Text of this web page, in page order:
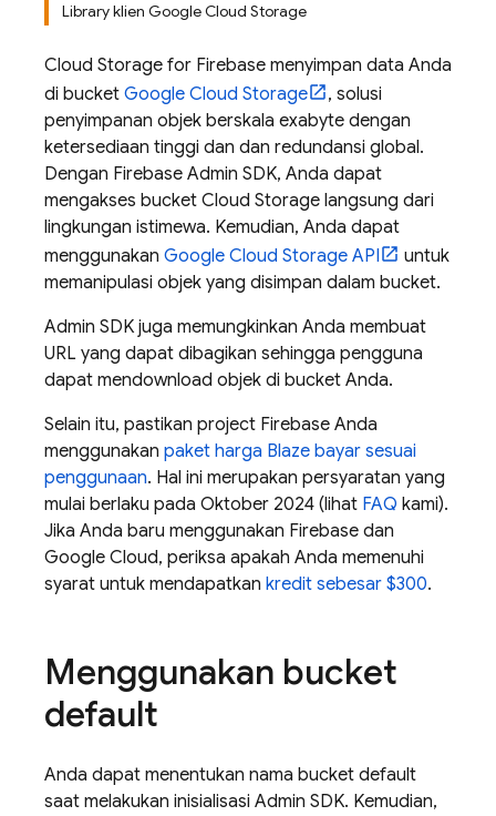
Library klien Google Cloud Storage
Cloud Storage for Firebase menyimpan data Anda
di bucket Google Cloud Storage
, solusi
penyimpanan objek berskala exabyte dengan
ketersediaan tinggi dan dan redundansi global.
Dengan Firebase Admin SDK, Anda dapat
mengakses bucket Cloud Storage langsung dari
lingkungan istimewa. Kemudian, Anda dapat
menggunakan Google Cloud Storage API
untuk
memanipulasi objek yang disimpan dalam bucket.
Admin SDK juga memungkinkan Anda membuat
URL yang dapat dibagikan sehingga pengguna
dapat mendownload objek di bucket Anda.
Selain itu, pastikan project Firebase Anda
menggunakan paket harga Blaze bayar sesuai
penggunaan. Hal ini merupakan persyaratan yang
mulai berlaku pada Oktober 2024 (lihat FAQ kami).
Jika Anda baru menggunakan Firebase dan
Google Cloud, periksa apakah Anda memenuhi
syarat untuk mendapatkan kredit sebesar $300.
Menggunakan bucket
default
Anda dapat menentukan nama bucket default
saat melakukan inisialisasi Admin SDK. Kemudian,